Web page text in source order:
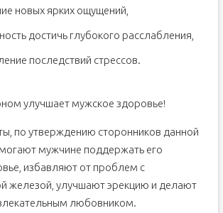
новых ярких ощущений,
достичь глубокого расслабления,
последствий стрессов.
улучшает мужское здоровье!
по утверждению сторонников данной
мужчине поддержать его
избавляют от проблем с
железой, улучшают эрекцию и делают
любовником.